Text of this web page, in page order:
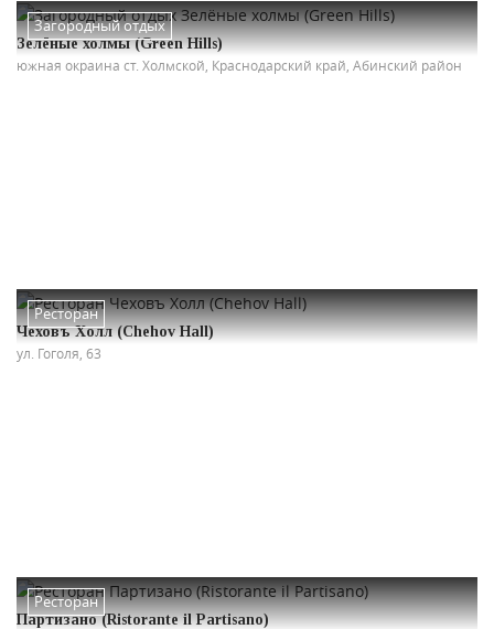
Загородный отдых
Зелёные холмы (Green Hills)
южная окраина ст. Холмской, Краснодарский край, Абинский район
Ресторан
Чеховъ Холл (Chehov Hall)
ул. Гоголя, 63
Ресторан
Партизано (Ristorante il Partisano)